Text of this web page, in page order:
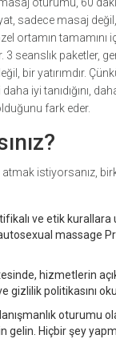
oturumu, 60
sadece masaj
ortamın tamamını
3 seanslık paketler,
bir yatırımdır.
iyi tanıdığını,
fark eder.
istiyorsanız,
ve etik
massage
hizmetlerin
gizlilik politikasını
oturumu
gelin. Hiçbir şey